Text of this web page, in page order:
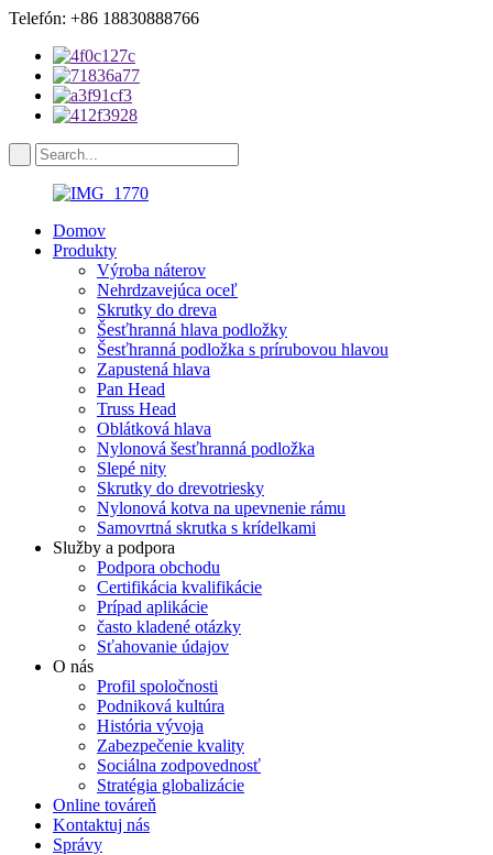
Telefón: +86 18830888766
Domov
Produkty
Výroba náterov
Nehrdzavejúca oceľ
Skrutky do dreva
Šesťhranná hlava podložky
Šesťhranná podložka s prírubovou hlavou
Zapustená hlava
Pan Head
Truss Head
Oblátková hlava
Nylonová šesťhranná podložka
Slepé nity
Skrutky do drevotriesky
Nylonová kotva na upevnenie rámu
Samovrtná skrutka s krídelkami
Služby a podpora
Podpora obchodu
Certifikácia kvalifikácie
Prípad aplikácie
často kladené otázky
Sťahovanie údajov
O nás
Profil spoločnosti
Podniková kultúra
História vývoja
Zabezpečenie kvality
Sociálna zodpovednosť
Stratégia globalizácie
Online továreň
Kontaktuj nás
Správy